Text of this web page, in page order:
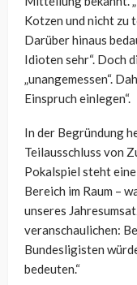
Kotzen und nicht zu
Darüber hinaus
Idioten sehr“. Doch
„unangemessen“.
Einspruch einlegen“.
In der Begründung
Teilausschluss von
Pokalspiel steht
Bereich im Raum –
unseres
veranschaulichen:
Bundesligisten
bedeuten.“